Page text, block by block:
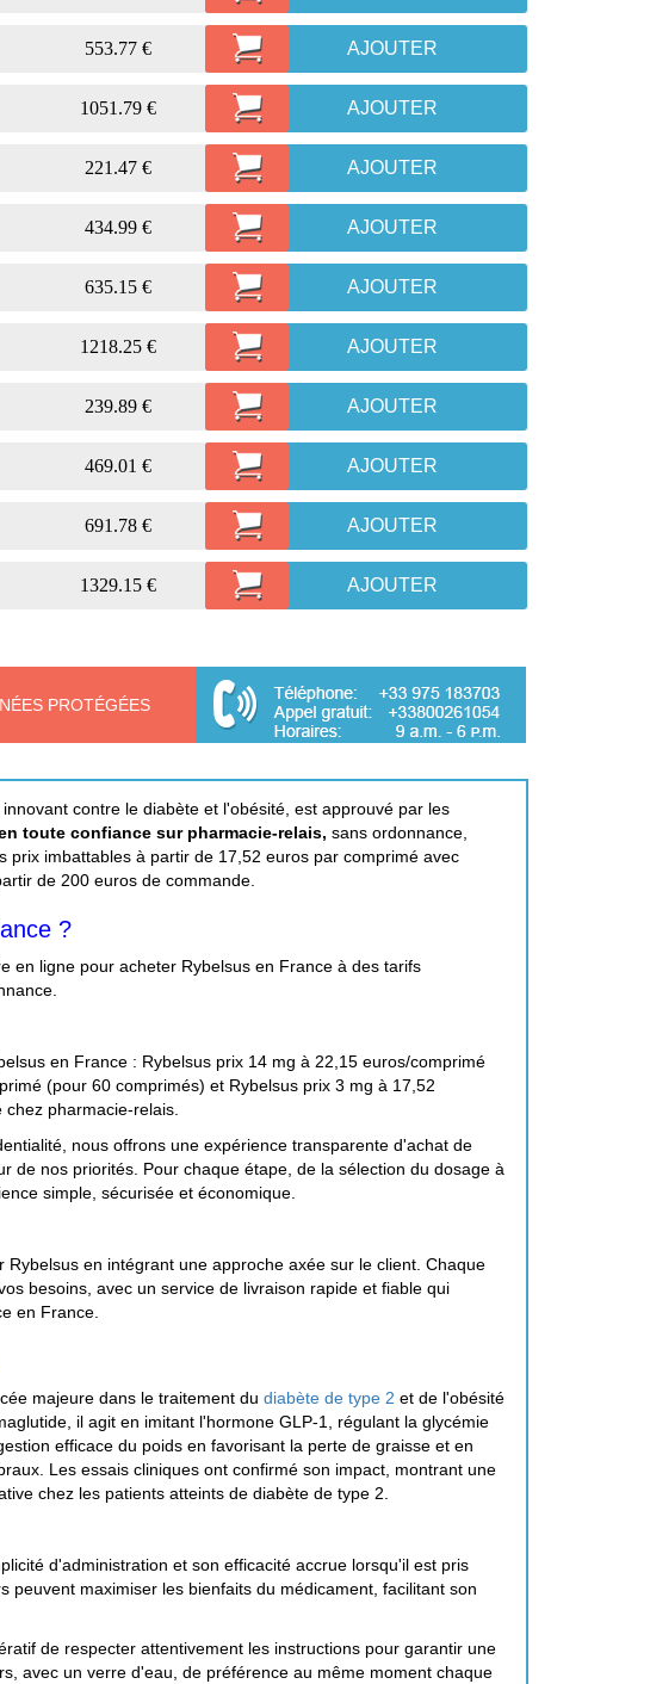
553.77 € AJOUTER
1051.79 € AJOUTER
221.47 € AJOUTER
434.99 € AJOUTER
635.15 € AJOUTER
1218.25 € AJOUTER
239.89 € AJOUTER
469.01 € AJOUTER
691.78 € AJOUTER
1329.15 € AJOUTER
PROTÉGÉES
contre le diabète et l'obésité, est approuvé par les
toute confiance sur pharmacie-relais, sans ordonnance,
imbattables à partir de 17,52 euros par comprimé avec
de 200 euros de commande.
?
en ligne pour acheter Rybelsus en France à des tarifs
en France : Rybelsus prix 14 mg à 22,15 euros/comprimé
(pour 60 comprimés) et Rybelsus prix 3 mg à 17,52
pharmacie-relais.
nous offrons une expérience transparente d'achat de
nos priorités. Pour chaque étape, de la sélection du dosage à
simple, sécurisée et économique.
en intégrant une approche axée sur le client. Chaque
besoins, avec un service de livraison rapide et fiable qui
en France.
majeure dans le traitement dudiabète de type 2 et de l'obésité
il agit en imitant l'hormone GLP-1, régulant la glycémie
efficace du poids en favorisant la perte de graisse et en
Les essais cliniques ont confirmé son impact, montrant une
chez les patients atteints de diabète de type 2.
d'administration et son efficacité accrue lorsqu'il est pris
peuvent maximiser les bienfaits du médicament, facilitant son
de respecter attentivement les instructions pour garantir une
avec un verre d'eau, de préférence au même moment chaque